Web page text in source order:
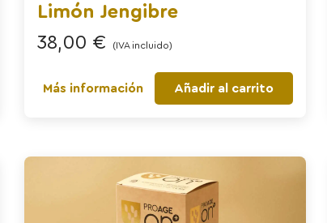
Limón Jengibre
38,00 € (IVA incluido)
Más información Añadir al carrito